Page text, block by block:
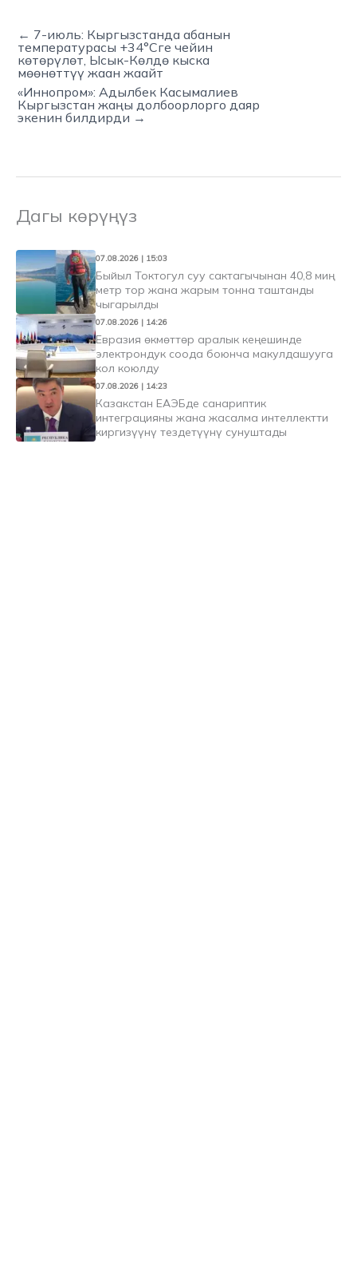
← 7-июль: Кыргызстанда абанын
температурасы +34°Сге чейин
көтөрүлөт, Ысык-Көлдө кыска
мөөнөттүү жаан жаайт
«Иннопром»: Адылбек Касымалиев
Кыргызстан жаңы долбоорлорго даяр
экенин билдирди →
Дагы көрүңүз
07.08.2026 | 15:03
Быйыл Токтогул суу сактагычынан 40,8 миң
метр тор жана жарым тонна таштанды
чыгарылды
07.08.2026 | 14:26
Евразия өкмөттөр аралык кеңешинде
электрондук соода боюнча макулдашууга
кол коюлду
07.08.2026 | 14:23
Казакстан ЕАЭБде санариптик
интеграцияны жана жасалма интеллектти
киргизүүнү тездетүүнү сунуштады